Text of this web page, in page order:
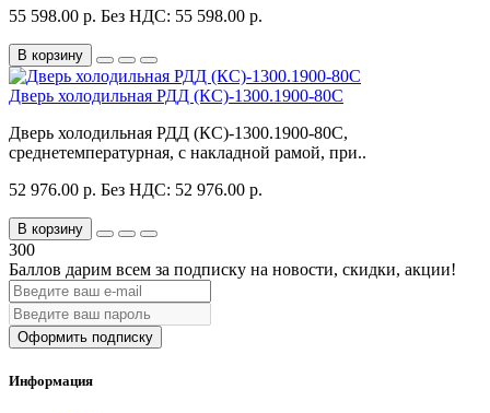
55 598.00 р. Без НДС: 55 598.00 р.
В корзину
Дверь холодильная РДД (КС)-1300.1900-80С
Дверь холодильная РДД (КС)-1300.1900-80С,
среднетемпературная, с накладной рамой, при..
52 976.00 р. Без НДС: 52 976.00 р.
В корзину
300
Баллов дарим всем за подписку на новости, скидки, акции!
Оформить подписку
Информация